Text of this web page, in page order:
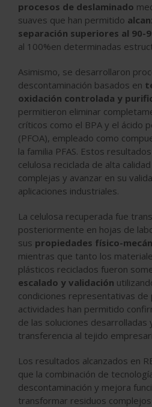
procesos de deslaminado
suaves que han permitido
separación superiores al 90-
al 100%en determinadas
Asimismo, se desarrollaron
descontaminación basados en
oxidación controlada y
permitieron eliminar
críticos como el BPA y el ácido
(PFOA), empleado como
la familia PFAS. Estos
celulosa reciclada de alta
complejas y avanzar en su
aplicaciones industriales.
La celulosa recuperada fue
posteriormente en hojas de
sus propiedades físico-
mientras que tanto los
plásticos reciclados fueron
escalado y validación
condiciones representativas de
actividades han permitido
de las soluciones desarrolladas
transferencia al tejido
Los resultados alcanzados en
que la combinación de
descontaminación y mejora
transformar residuos